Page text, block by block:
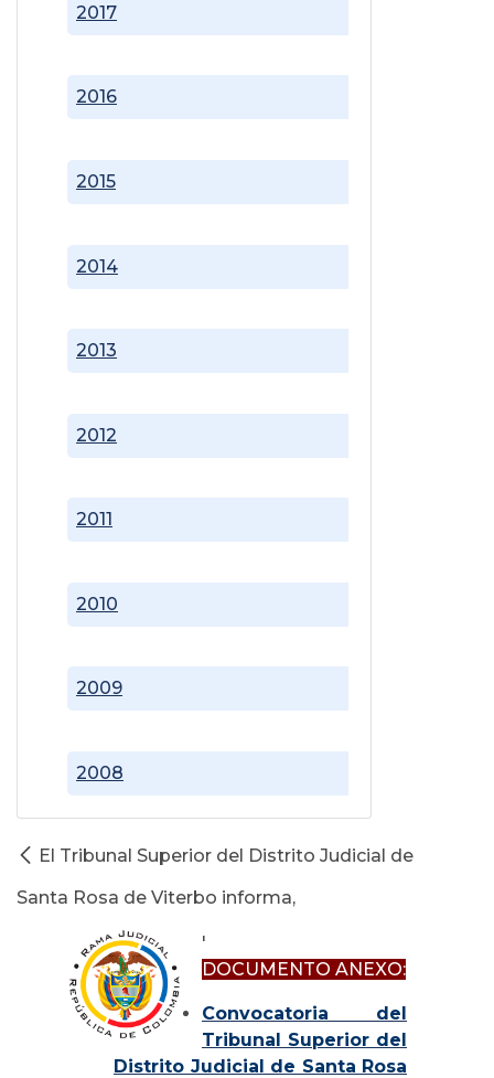
2008
2009
2010
2011
2012
2013
2014
2015
2016
2017
El Tribunal Superior del Distrito Judicial de
Santa Rosa de Viterbo informa,
'
DOCUMENTO ANEXO:
Convocatoria del
Tribunal Superior del
Distrito Judicial de Santa Rosa